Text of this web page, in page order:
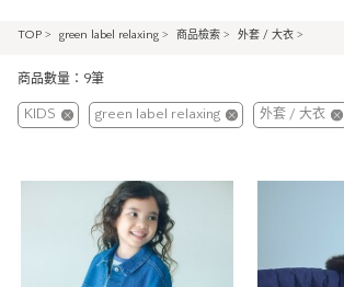
TOP > green label relaxing > 商品檢索 > 外套 / 大衣 >
商品數量：9筆
KIDS green label relaxing 外套 / 大衣